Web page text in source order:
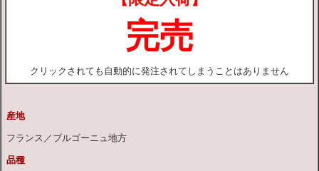
完売
クリックされても自動的に発注されてしまうことはありません
産地
フランス／ブルゴーニュ地方
品種